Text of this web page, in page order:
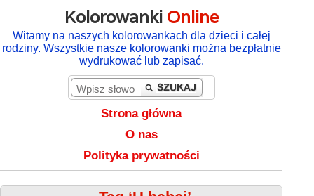
Kolorowanki Online
Witamy na naszych kolorowankach dla dzieci i całej
rodziny. Wszystkie nasze kolorowanki można bezpłatnie
wydrukować lub zapisać.
Strona główna
O nas
Polityka prywatności